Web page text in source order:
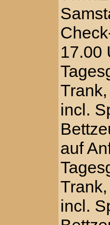
17.00
incl.
auf
incl.